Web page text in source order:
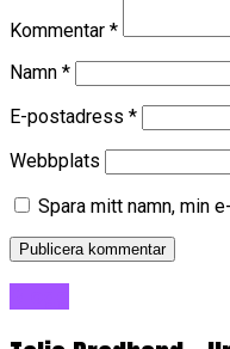
Kommentar *
Namn *
E-postadress *
Webbplats
Spara mitt namn, min